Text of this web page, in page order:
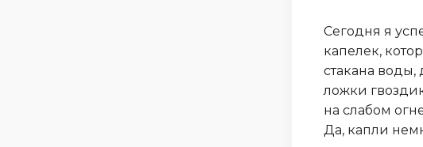
Сегодня я
капелек,
стакана воды,
ложки
на слабом
Да, капли